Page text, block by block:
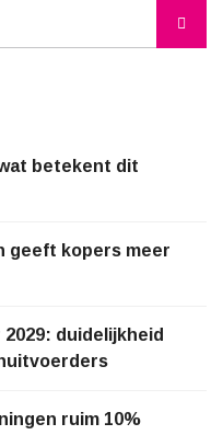
betekent dit
geeft kopers meer
duidelijkheid
ruim 10%